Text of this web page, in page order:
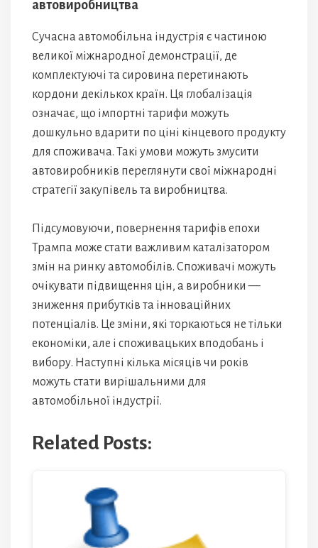
автовиробництва
Сучасна автомобільна індустрія є частиною
великої міжнародної демонстрації, де
комплектуючі та сировина перетинають
кордони декількох країн. Ця глобалізація
означає, що імпортні тарифи можуть
дошкульно вдарити по ціні кінцевого продукту
для споживача. Такі умови можуть змусити
автовиробників переглянути свої міжнародні
стратегії закупівель та виробництва.
Підсумовуючи, повернення тарифів епохи
Трампа може стати важливим каталізатором
змін на ринку автомобілів. Споживачі можуть
очікувати підвищення цін, а виробники —
зниження прибутків та інноваційних
потенціалів. Це зміни, які торкаються не тільки
економіки, але і споживацьких вподобань і
вибору. Наступні кілька місяців чи років
можуть стати вирішальними для
автомобільної індустрії.
Related Posts: